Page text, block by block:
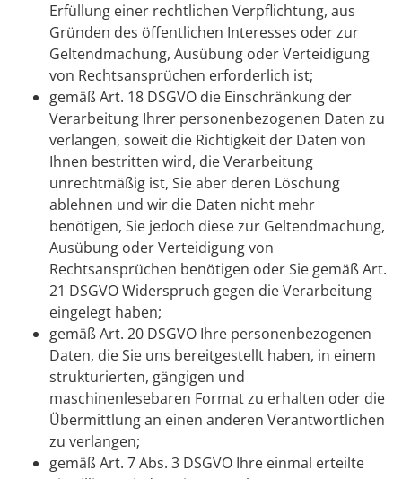
Erfüllung einer rechtlichen Verpflichtung, aus
Gründen des öffentlichen Interesses oder zur
Geltendmachung, Ausübung oder Verteidigung
von Rechtsansprüchen erforderlich ist;
gemäß Art. 18 DSGVO die Einschränkung der
Verarbeitung Ihrer personenbezogenen Daten zu
verlangen, soweit die Richtigkeit der Daten von
Ihnen bestritten wird, die Verarbeitung
unrechtmäßig ist, Sie aber deren Löschung
ablehnen und wir die Daten nicht mehr
benötigen, Sie jedoch diese zur Geltendmachung,
Ausübung oder Verteidigung von
Rechtsansprüchen benötigen oder Sie gemäß Art.
21 DSGVO Widerspruch gegen die Verarbeitung
eingelegt haben;
gemäß Art. 20 DSGVO Ihre personenbezogenen
Daten, die Sie uns bereitgestellt haben, in einem
strukturierten, gängigen und
maschinenlesebaren Format zu erhalten oder die
Übermittlung an einen anderen Verantwortlichen
zu verlangen;
gemäß Art. 7 Abs. 3 DSGVO Ihre einmal erteilte